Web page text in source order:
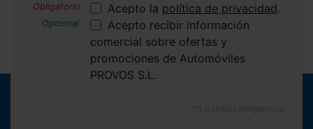
Acepto la política de privacidad.
Acepto recibir información
comercial sobre ofertas y
promociones de Automóviles
PROVOS S.L.